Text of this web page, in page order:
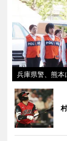
兵庫県警、熊本